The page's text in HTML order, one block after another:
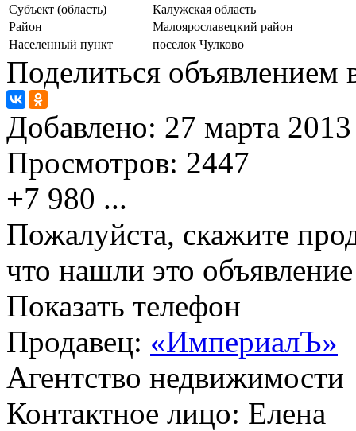
Субъект (область)
Калужская область
Район
Малоярославецкий район
Населенный пункт
поселок Чулково
Поделиться объявлением
Добавлено: 27 марта 2013
Просмотров: 2447
+7 980 ...
Пожалуйста, скажите
что нашли это
Показать телефон
Продавец: «ИмпериалЪ»
Агентство недвижимости
Контактное лицо: Елена